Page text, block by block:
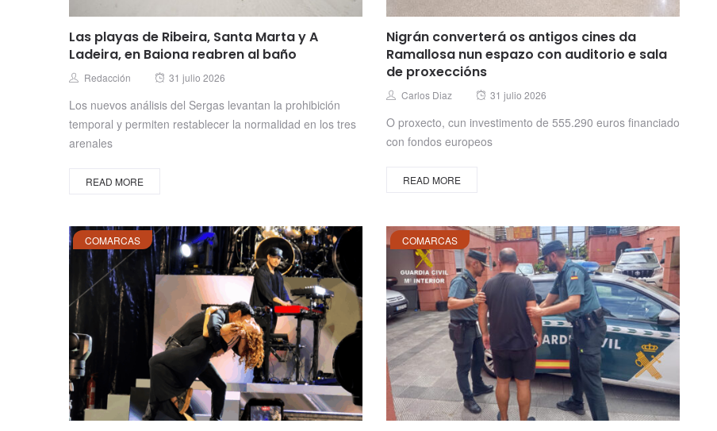
Las playas de Ribeira, Santa Marta y A
Ladeira, en Baiona reabren al baño
Author
Redacción
Posted
31 julio 2026
Los nuevos análisis del Sergas levantan la prohibición
temporal y permiten restablecer la normalidad en los tres
arenales
READ MORE
Nigrán converterá os antigos cines da
Ramallosa nun espazo con auditorio e sala
de proxeccións
Author
Carlos Diaz
Posted
31 julio 2026
O proxecto, cun investimento de 555.290 euros financiado
con fondos europeos
READ MORE
COMARCAS COMARCAS